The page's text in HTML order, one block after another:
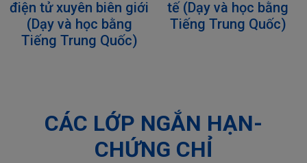
điện tử xuyên biên giới
(Dạy và học bằng
Tiếng Trung Quốc)
tế (Dạy và học bằng
Tiếng Trung Quốc)
CÁC LỚP NGẮN HẠN-
CHỨNG CHỈ